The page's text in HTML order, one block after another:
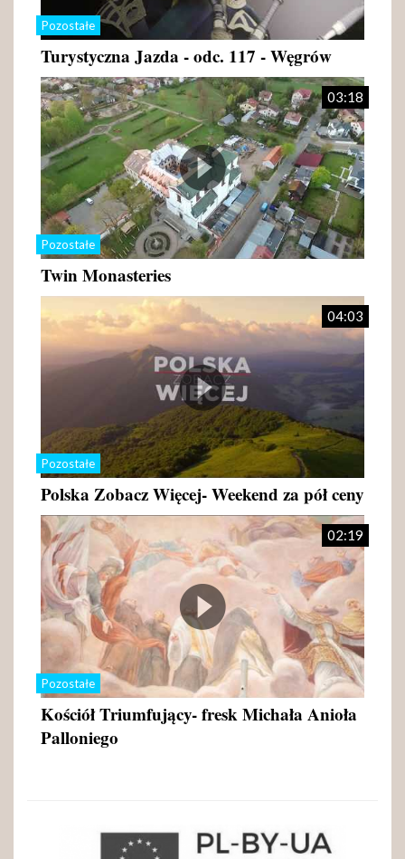
Pozostałe
Turystyczna Jazda - odc. 117 - Węgrów
Pozostałe
03:18
Twin Monasteries
Pozostałe
04:03
Polska Zobacz Więcej- Weekend za pół ceny
Pozostałe
02:19
Kościół Triumfujący- fresk Michała Anioła
Palloniego